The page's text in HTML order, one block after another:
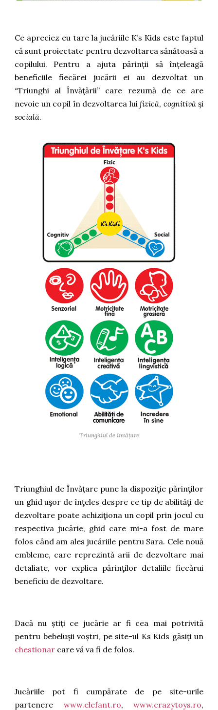
Ce apreciez eu tare la jucăriile K’s Kids este faptul
că sunt proiectate pentru dezvoltarea sănătoasă a
copilului. Pentru a ajuta părinții să înțeleagă
beneficiile fiecărei jucării ei au dezvoltat un
“Triunghi al Învăţării” care rezumă de ce are
nevoie un copil în dezvoltarea lui fizică, cognitivăși
socială.
Triunghiul de învățare
Triunghiul de Învățare pune la dispoziţie părinţilor
un ghid uşor de înţeles despre ce tip de abilităţi de
dezvoltare poate achiziţiona un copil prin jocul cu
respectiva jucărie, ghid care mi-a fost de mare
folos când am ales jucăriile pentru Sara. Cele nouă
embleme, care reprezintă arii de dezvoltare mai
detaliate, vor explica părinţilor detaliile fiecărui
beneficiu de dezvoltare.
Dacă nu știți ce jucărie ar fi cea mai potrivită
pentru bebelușii voștri, pe site-ul Ks Kids găsiți un
chestionar care vă va fi de folos.
Jucăriile pot fi cumpărate de pe site-urile
partenere
www.elefant.ro, www.crazytoys.ro,